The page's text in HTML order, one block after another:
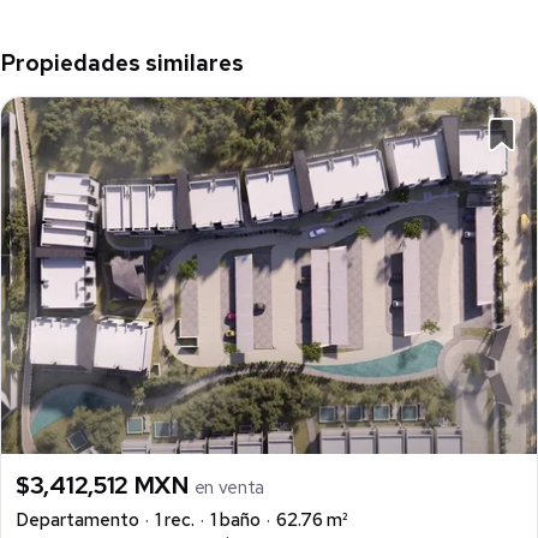
Propiedades similares
$3,412,512 MXN en venta
Departamento
1 rec. 1 baño
62.76 m²